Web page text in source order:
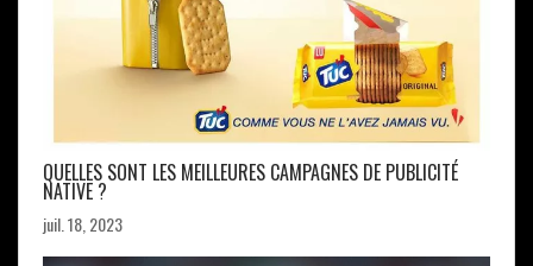
QUELLES SONT LES MEILLEURES CAMPAGNES DE PUBLICITÉ
NATIVE ?
juil. 18, 2023